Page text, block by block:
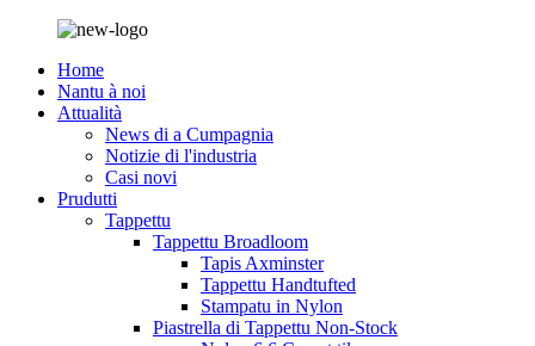
Home
Nantu à noi
Attualità
News di a Cumpagnia
Notizie di l'industria
Casi novi
Prudutti
Tappettu
Tappettu Broadloom
Tapis Axminster
Tappettu Handtufted
Stampatu in Nylon
Piastrella di Tappettu Non-Stock